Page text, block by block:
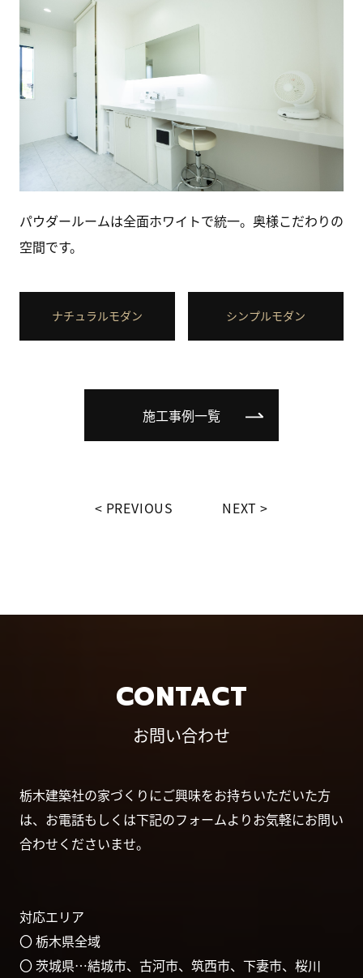
パウダールームは全面ホワイトで統一。奥様こだわりの
空間です。
ナチュラルモダン シンプルモダン
施工事例一覧
PREVIOUS NEXT
CONTACT
お問い合わせ
栃木建築社の家づくりにご興味をお持ちいただいた方
は、お電話もしくは下記のフォームよりお気軽にお問い
合わせくださいませ。
対応エリア
〇 栃木県全域
〇 茨城県…結城市、古河市、筑西市、下妻市、桜川